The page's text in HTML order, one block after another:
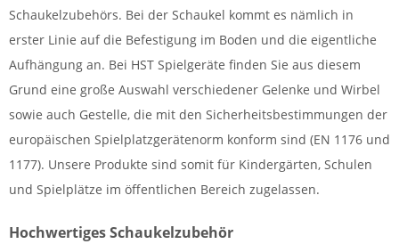
Schaukelzubehörs. Bei der Schaukel kommt es nämlich in
erster Linie auf die Befestigung im Boden und die eigentliche
Aufhängung an. Bei HST Spielgeräte finden Sie aus diesem
Grund eine große Auswahl verschiedener Gelenke und Wirbel
sowie auch Gestelle, die mit den Sicherheitsbestimmungen der
europäischen Spielplatzgerätenorm konform sind (EN 1176 und
1177). Unsere Produkte sind somit für Kindergärten, Schulen
und Spielplätze im öffentlichen Bereich zugelassen.
Hochwertiges Schaukelzubehör